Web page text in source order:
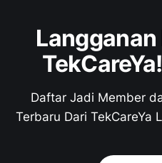
Daftar Jadi Member
Terbaru Dari TekCareYa